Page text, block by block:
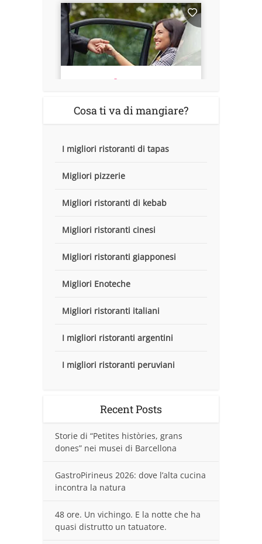
Cosa ti va di mangiare?
I migliori ristoranti di tapas
Migliori pizzerie
Migliori ristoranti di kebab
Migliori ristoranti cinesi
Migliori ristoranti giapponesi
Migliori Enoteche
Migliori ristoranti italiani
I migliori ristoranti argentini
I migliori ristoranti peruviani
Recent Posts
Storie di “Petites històries, grans
dones” nei musei di Barcellona
GastroPirineus 2026: dove l’alta cucina
incontra la natura
48 ore. Un vichingo. E la notte che ha
quasi distrutto un tatuatore.